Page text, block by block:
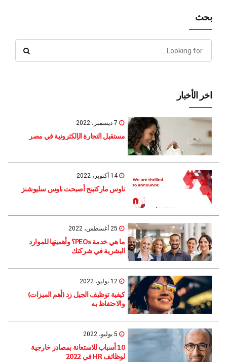
بحث
اخر الأخبار
7 ديسمبر، 2022
مستقبل التجارة الإلكترونية في مصر
14 أكتوبر، 2022
ناوس ماركتينج أصبحت ناوس سليوشنز
25 أغسطس، 2022
ما هي خدمة PEOs؟ وأهميتها للموارد
البشرية في شركتك
12 يوليو، 2022
كيفية توظيف الجيل زد (أهم الميزات)
والاحتفاظ به
5 يوليو، 2022
10 أسباب للاستعانة بمصادر خارجية
لوظائف HR في 2022